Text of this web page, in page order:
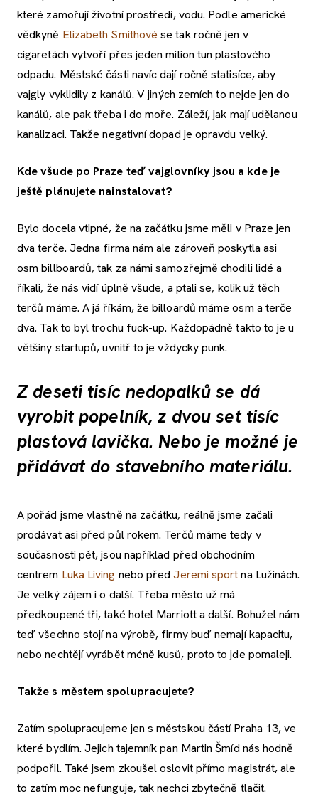
které zamořují životní prostředí, vodu. Podle americké
vědkyně Elizabeth Smithové se tak ročně jen v
cigaretách vytvoří přes jeden milion tun plastového
odpadu. Městské části navíc dají ročně statisíce, aby
vajgly vyklidily z kanálů. V jiných zemích to nejde jen do
kanálů, ale pak třeba i do moře. Záleží, jak mají udělanou
kanalizaci. Takže negativní dopad je opravdu velký.
Kde všude po Praze teď vajglovníky jsou a kde je
ještě plánujete nainstalovat?
Bylo docela vtipné, že na začátku jsme měli v Praze jen
dva terče. Jedna firma nám ale zároveň poskytla asi
osm billboardů, tak za námi samozřejmě chodili lidé a
říkali, že nás vidí úplně všude, a ptali se, kolik už těch
terčů máme. A já říkám, že billoardů máme osm a terče
dva. Tak to byl trochu fuck-up. Každopádně takto to je u
většiny startupů, uvnitř to je vždycky punk.
Z deseti tisíc nedopalků se dá
vyrobit popelník, z dvou set tisíc
plastová lavička. Nebo je možné je
přidávat do stavebního materiálu.
A pořád jsme vlastně na začátku, reálně jsme začali
prodávat asi před půl rokem. Terčů máme tedy v
současnosti pět, jsou například před obchodním
centrem Luka Living nebo předJeremi sportna Lužinách.
Je velký zájem i o další. Třeba město už má
předkoupené tři, také hotel Marriott a další. Bohužel nám
teď všechno stojí na výrobě, firmy buď nemají kapacitu,
nebo nechtějí vyrábět méně kusů, proto to jde pomaleji.
Takže s městem spolupracujete?
Zatím spolupracujeme jen s městskou částí Praha 13, ve
které bydlím. Jejich tajemník pan Martin Šmíd nás hodně
podpořil. Také jsem zkoušel oslovit přímo magistrát, ale
to zatím moc nefunguje, tak nechci zbytečně tlačit.